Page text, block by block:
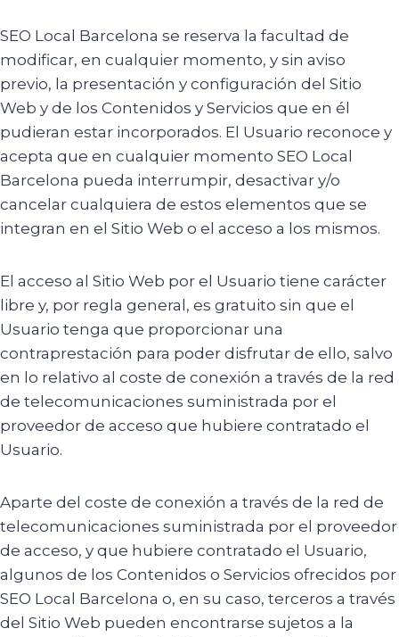
SEO Local Barcelona se reserva la facultad de
modificar, en cualquier momento, y sin aviso
previo, la presentación y configuración del Sitio
Web y de los Contenidos y Servicios que en él
pudieran estar incorporados. El Usuario reconoce y
acepta que en cualquier momento SEO Local
Barcelona pueda interrumpir, desactivar y/o
cancelar cualquiera de estos elementos que se
integran en el Sitio Web o el acceso a los mismos.
El acceso al Sitio Web por el Usuario tiene carácter
libre y, por regla general, es gratuito sin que el
Usuario tenga que proporcionar una
contraprestación para poder disfrutar de ello, salvo
en lo relativo al coste de conexión a través de la red
de telecomunicaciones suministrada por el
proveedor de acceso que hubiere contratado el
Usuario.
Aparte del coste de conexión a través de la red de
telecomunicaciones suministrada por el proveedor
de acceso, y que hubiere contratado el Usuario,
algunos de los Contenidos o Servicios ofrecidos por
SEO Local Barcelona o, en su caso, terceros a través
del Sitio Web pueden encontrarse sujetos a la